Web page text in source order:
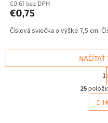
€0,61 bez DPH
€0,75
Číslová sviečka o výške 7,5 cm.
NAČÍTAŤ
1
25